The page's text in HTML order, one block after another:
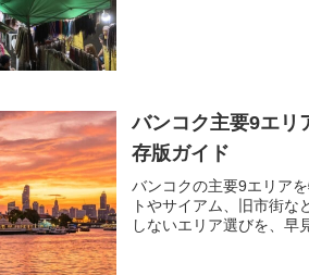
バンコク主要9エリ
存版ガイド
バンコクの主要9エリア
トやサイアム、旧市街
しないエリア選びを、早